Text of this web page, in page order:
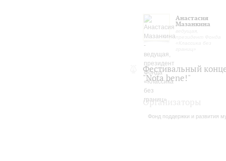
Анастасия
Мазанкина
Фестивальный
"Nota bene!"
Организаторы
Фонд поддержки и развития